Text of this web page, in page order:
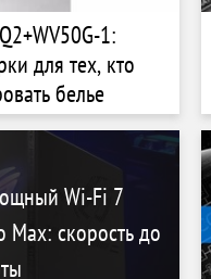
1:
для тех, кто
белье
Wi-Fi 7
Max: скорость до